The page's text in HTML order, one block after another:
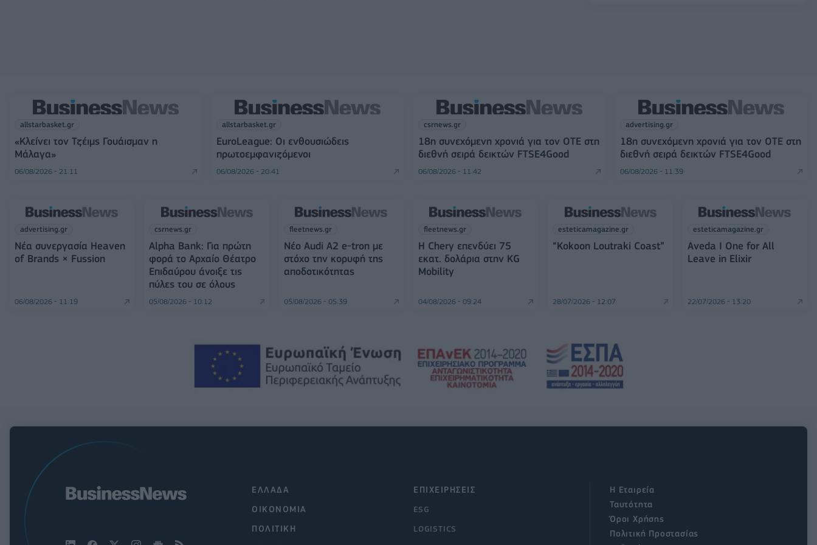
allstarbasket.gr
«Κλείνει τον Τζέιμς Γουάισμαν η
Μάλαγα»
06/08/2026 - 21:11
allstarbasket.gr
EuroLeague: Οι ενθουσιώδεις
πρωτοεμφανιζόμενοι
06/08/2026 - 20:41
csrnews.gr
18η συνεχόμενη χρονιά για τον ΟΤΕ στη
διεθνή σειρά δεικτών FTSE4Good
06/08/2026 - 11:42
advertising.gr
18η συνεχόμενη χρονιά για τον ΟΤΕ στη
διεθνή σειρά δεικτών FTSE4Good
06/08/2026 - 11:39
advertising.gr
Νέα συνεργασία Heaven
of Brands × Fussion
06/08/2026 - 11:19
csrnews.gr
Alpha Bank: Για πρώτη
φορά το Αρχαίο Θέατρο
Επιδαύρου άνοιξε τις
πύλες του σε όλους
05/08/2026 - 10:12
fleetnews.gr
Νέο Audi A2 e-tron με
στόχο την κορυφή της
αποδοτικότητας
05/08/2026 - 05:39
fleetnews.gr
Η Chery επενδύει 75
εκατ. δολάρια στην KG
Mobility
04/08/2026 - 09:24
esteticamagazine.gr
“Kokoon Loutraki Coast”
28/07/2026 - 12:07
esteticamagazine.gr
Aveda I One for All
Leave in Elixir
22/07/2026 - 13:20
ΕΠΙΧΕΙΡΗΣΕΙΣ
ESG
LOGISTICS
ΕΛΛΑΔΑ
ΟΙΚΟΝΟΜΙΑ
ΠΟΛΙΤΙΚΗ
Η Εταιρεία
Ταυτότητα
Όροι Χρήσης
Πολιτική Προστασίας